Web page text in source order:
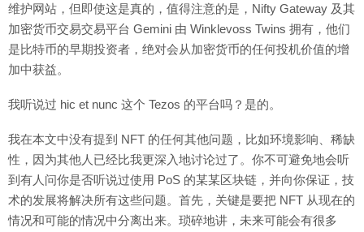
维护网站，但即使这是真的，值得注意的是，Nifty Gateway 及其
加密货币交易交易平台 Gemini 由 Winklevoss Twins 拥有，他们
是比特币的早期投资者，绝对会从加密货币的任何投机价值的增
加中获益。
我听说过 hic et nunc 这个 Tezos 的平台吗？是的。
我在本文中没有提到 NFT 的任何其他问题，比如环境影响、稀缺
性，因为其他人已经比我更深入地讨论过了。你不可避免地会听
到有人问你是否听说过使用 PoS 的某某区块链，并向你保证，技
术的发展将解决所有这些问题。首先，关键是要把 NFT 从现在的
情况和可能的情况中分离出来。琐碎地讲，未来可能会有很多